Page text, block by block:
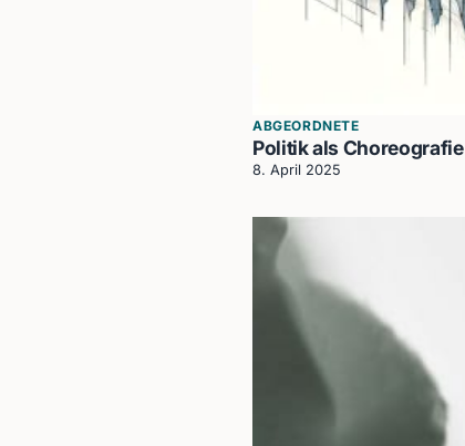
ABGEORDNETE
Politik als Choreografie
8. April 2025